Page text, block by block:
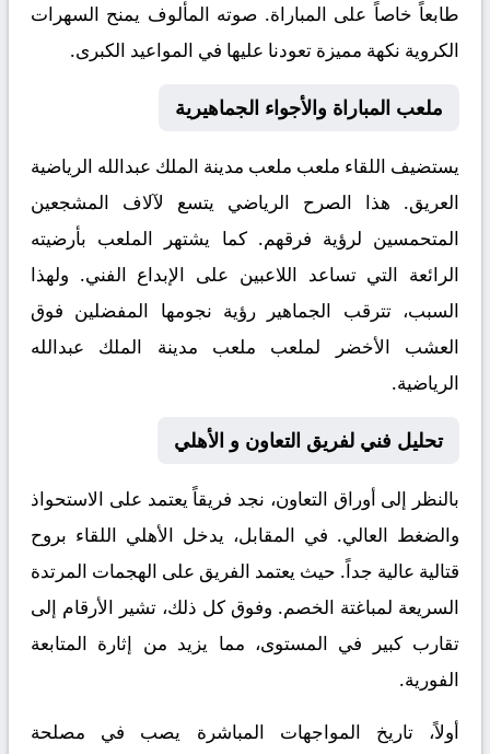
طابعاً خاصاً على المباراة. صوته المألوف يمنح السهرات
الكروية نكهة مميزة تعودنا عليها في المواعيد الكبرى.
ملعب المباراة والأجواء الجماهيرية
يستضيف اللقاء ملعب ملعب مدينة الملك عبدالله الرياضية
العريق. هذا الصرح الرياضي يتسع لآلاف المشجعين
المتحمسين لرؤية فرقهم. كما يشتهر الملعب بأرضيته
الرائعة التي تساعد اللاعبين على الإبداع الفني. ولهذا
السبب، تترقب الجماهير رؤية نجومها المفضلين فوق
العشب الأخضر لملعب ملعب مدينة الملك عبدالله
الرياضية.
تحليل فني لفريق التعاون و الأهلي
بالنظر إلى أوراق التعاون، نجد فريقاً يعتمد على الاستحواذ
والضغط العالي. في المقابل، يدخل الأهلي اللقاء بروح
قتالية عالية جداً. حيث يعتمد الفريق على الهجمات المرتدة
السريعة لمباغتة الخصم. وفوق كل ذلك، تشير الأرقام إلى
تقارب كبير في المستوى، مما يزيد من إثارة المتابعة
الفورية.
أولاً، تاريخ المواجهات المباشرة يصب في مصلحة